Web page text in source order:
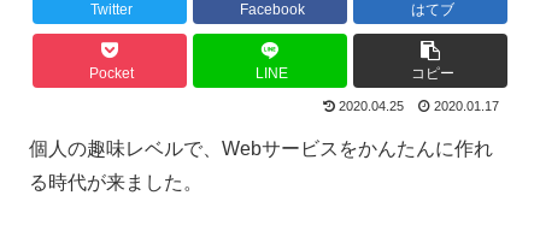
Twitter Facebook はてブ
Pocket LINE コピー
2020.04.25 2020.01.17
個人の趣味レベルで、Webサービスをかんたんに作れ
る時代が来ました。